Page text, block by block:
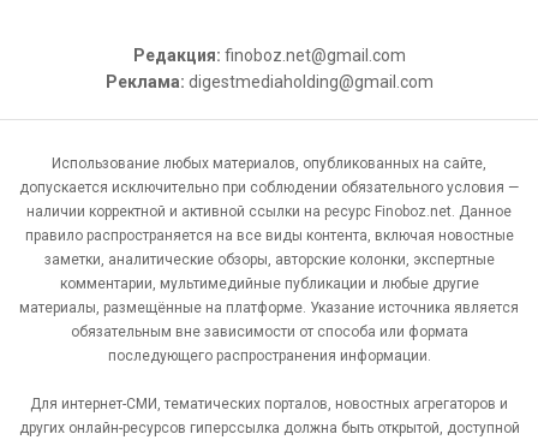
Редакция: finoboz.net@gmail.com
Реклама: digestmediaholding@gmail.com
Использование любых материалов, опубликованных на сайте,
допускается исключительно при соблюдении обязательного условия —
наличии корректной и активной ссылки на ресурс Finoboz.net. Данное
правило распространяется на все виды контента, включая новостные
заметки, аналитические обзоры, авторские колонки, экспертные
комментарии, мультимедийные публикации и любые другие
материалы, размещённые на платформе. Указание источника является
обязательным вне зависимости от способа или формата
последующего распространения информации.
Для интернет-СМИ, тематических порталов, новостных агрегаторов и
других онлайн-ресурсов гиперссылка должна быть открытой, доступной